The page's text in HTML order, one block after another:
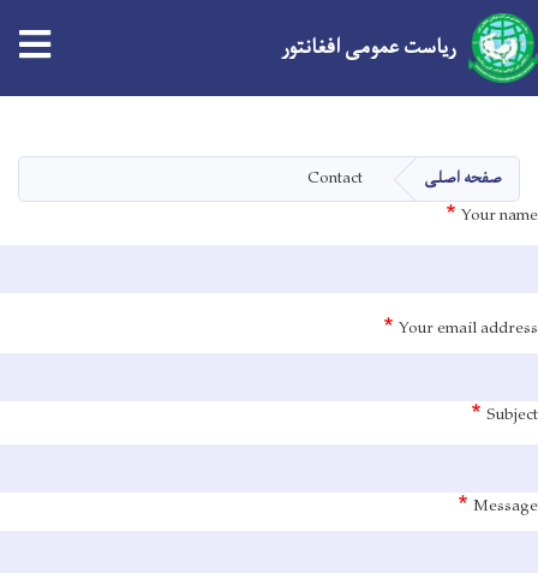
content
ریاست عمومی افغانتور
صفحه اصلی
Contact
Your name
Your email address
Subject
Message